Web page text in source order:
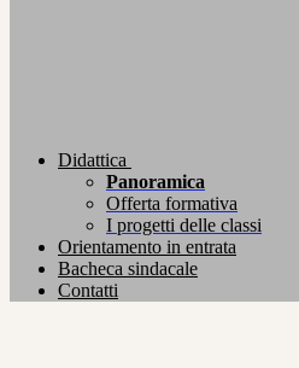
Didattica
Panoramica
Offerta formativa
I progetti delle classi
Orientamento in entrata
Bacheca sindacale
Contatti